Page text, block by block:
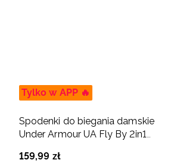
Tylko w APP 🔥
Spodenki do biegania damskie
Under Armour UA Fly By 2in1
159,99 zł